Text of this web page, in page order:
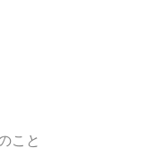
こと